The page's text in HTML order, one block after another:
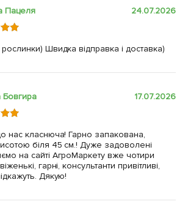
Пацеля 24.07.2026
Швидка відправка і доставка)
Бовгира 17.07.2026
нас класнюча! Гарно запакована,
біля 45 см.! Дуже задоволені
на сайті АгроМаркету вже чотири
гарні, консультанти привітливі,
Дякую!